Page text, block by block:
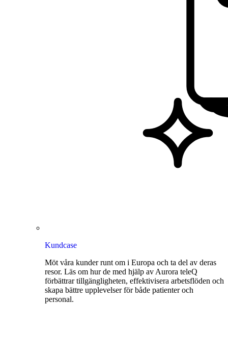
Kundcase
Möt våra kunder runt om i Europa och ta del av deras
resor. Läs om hur de med hjälp av Aurora teleQ
förbättrar tillgängligheten, effektivisera arbetsflöden och
skapa bättre upplevelser för både patienter och
personal.